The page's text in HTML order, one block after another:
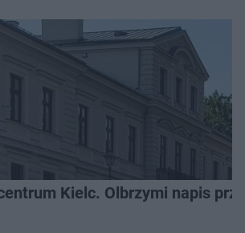
Kielc. Olbrzymi napis